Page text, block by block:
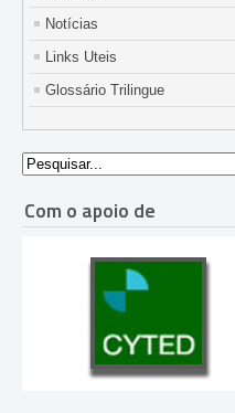
Notícias
Links Uteis
Glossário Trilingue
Com o apoio de